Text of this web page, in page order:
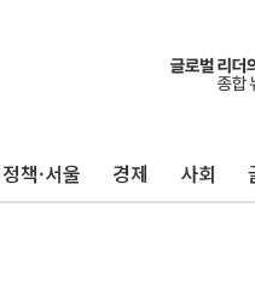
정책·서울 경제 사회